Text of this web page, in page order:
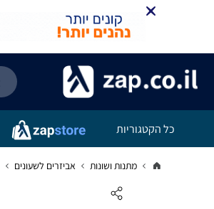
כל הקטגוריות
מתנות ושונות אביזרים לשעונים